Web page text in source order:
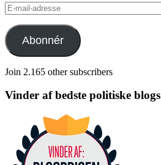
E-
mail-
adresse
Abonnér
Join 2.165 other subscribers
Vinder af bedste politiske blogs